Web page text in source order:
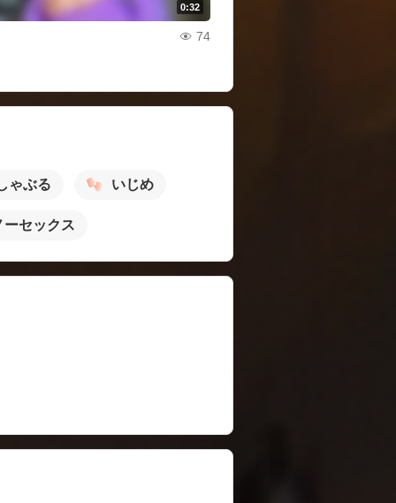
0:32
74
ゃぶる いじめ
ーセックス